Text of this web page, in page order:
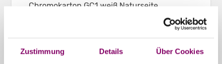
Zustimmung Details Über Cookies
Chromokarton GC1 weiß Naturseite